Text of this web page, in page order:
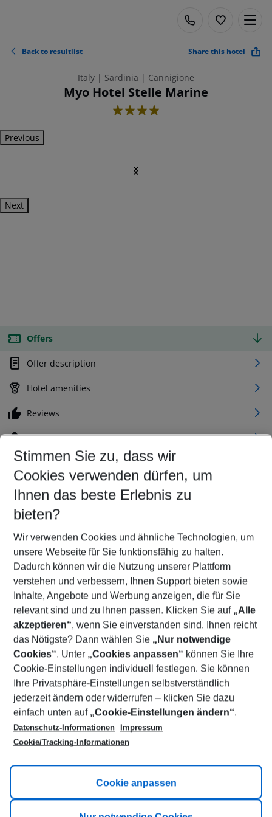
Back to resultlist Share this hotel
Italy | Sardinia | Cannigione
Myo Hotel Stelle Marine
4
Previous
Next
Offers
Offer description
Hotel amenities
Reviews
Location
Customize your offer
Find the perfect deal which suits your best
Your departure airport
Any airport
Select your date range
10/08/26–08/08/27 5-8 nights
Who will travel
2 adults No children
Show more filter
Footer
Footer navigation
Title A
Link A
Stimmen Sie zu, dass wir
Cookies verwenden dürfen, um
Ihnen das beste Erlebnis zu
bieten?
Wir verwenden Cookies und ähnliche Technologien, um
unsere Webseite für Sie funktionsfähig zu halten.
Dadurch können wir die Nutzung unserer Plattform
verstehen und verbessern, Ihnen Support bieten sowie
Inhalte, Angebote und Werbung anzeigen, die für Sie
relevant sind und zu Ihnen passen. Klicken Sie auf „Alle
akzeptieren“, wenn Sie einverstanden sind. Ihnen reicht
das Nötigste? Dann wählen Sie „Nur notwendige
Cookies“. Unter „Cookies anpassen“ können Sie Ihre
Cookie-Einstellungen individuell festlegen. Sie können
Ihre Privatsphäre-Einstellungen selbstverständlich
jederzeit ändern oder widerrufen – klicken Sie dazu
einfach unten auf „Cookie-Einstellungen ändern“.
Datenschutz-Informationen
Impressum
Cookie/Tracking-Informationen
Cookie anpassen